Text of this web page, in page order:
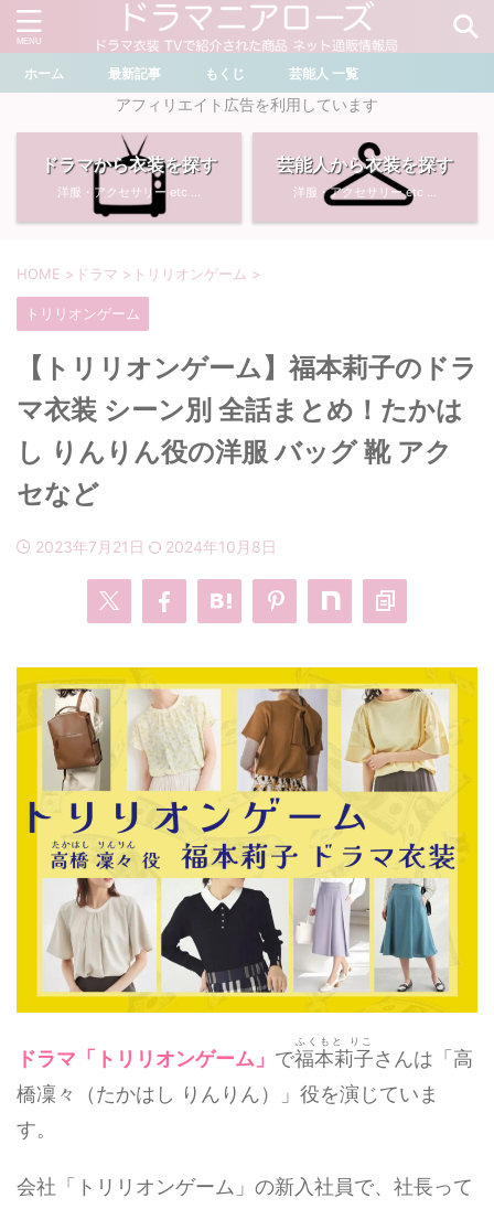
＼ ドラマ・芸能人を検索 ／
おすすめ検索ワード
川口春奈
・石原さとみ
・菜々緒
・ 堀田真由
多部未華子
・広瀬すず
・あのクズ
無能の鷹
・若草物語
・ わたしの宝物
・ ライオンの隠れ家
・
・バッグ
・腕時計
ホーム 最新記事 もくじ 芸能人 一覧
アフィリエイト広告を利用しています
ドラマから衣装を探す
洋服・アクセサリー etc ...
芸能人から衣装を探す
洋服・アクセサリー etc ...
HOME > ドラマ > トリリオンゲーム >
トリリオンゲーム
【トリリオンゲーム】福本莉子のドラ
マ衣装 シーン別 全話まとめ！たかは
し りんりん役の洋服 バッグ 靴 アク
セなど
2023年7月21日 2024年10月8日
ドラマ「トリリオンゲーム」 で福本莉子
ふくもと りこ
さんは「高
橋凜々（たかはし りんりん）」役を演じていま
す。
会社「トリリオンゲーム」の新入社員で、社長って